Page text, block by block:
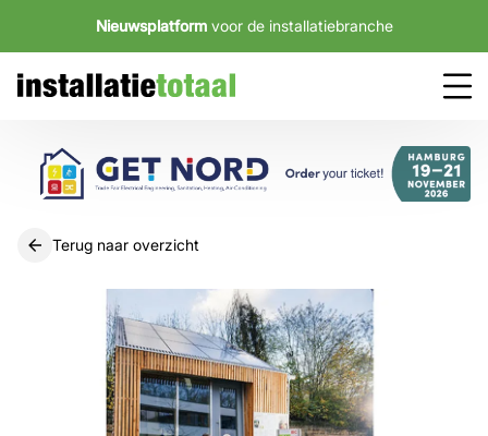
Nieuwsplatform voor de installatiebranche
Terug naar overzicht